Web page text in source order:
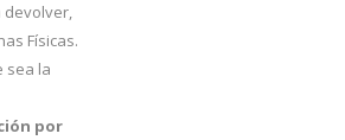
devolver,
Físicas.
sea la
por